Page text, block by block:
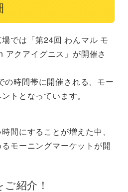
では「第24回 わんマル モ
アクアイグニス」が開催さ
時間帯に開催される、モー
トとなっています。
間にすることが増えた中、
モーニングマーケットが開
紹介！